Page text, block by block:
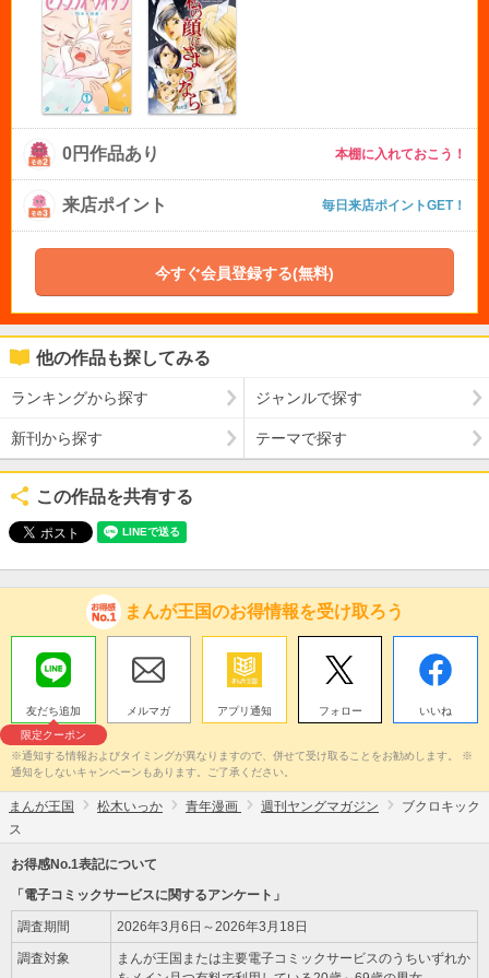
0円作品あり 本棚に入れておこう！
来店ポイント 毎日来店ポイントGET！
今すぐ会員登録する(無料)
他の作品も探してみる
ランキングから探す ジャンルで探す
新刊から探す テーマで探す
この作品を共有する
まんが王国のお得情報を受け取ろう
友だち追加
限定クーポン
メルマガ アプリ通知 フォロー いいね
※通知する情報およびタイミングが異なりますので、併せて受け取ることをお勧めします。 ※
通知をしないキャンペーンもあります。ご了承ください。
まんが王国 松木いっか 青年漫画 週刊ヤングマガジン
ブクロキック
ス
お得感No.1表記について
「電子コミックサービスに関するアンケート」
調査期間 2026年3月6日～2026年3月18日
調査対象
まんが王国または主要電子コミックサービスのうちいずれか